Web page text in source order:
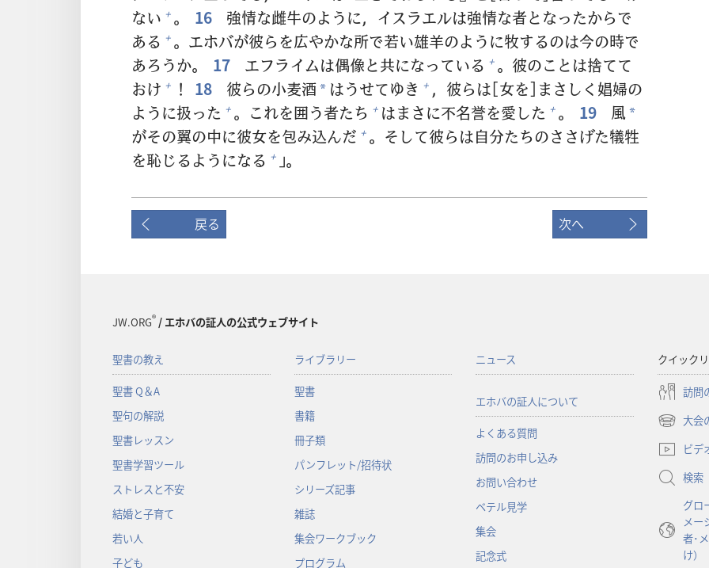
ない + 。 16 強情な雌牛のように，イスラエルは強情な者となったからで
ある + 。エホバが彼らを広やかな所で若い雄羊のように牧するのは今の時で
あろうか。
17 エフライムは偶像と共になっている + 。 彼のことは捨てて
おけ + ！ 18 彼らの小麦酒* はうせてゆき + ， 彼らは[女を]まさしく 娼婦の
ように扱った + 。これを囲う者たち + はまさに不名誉を愛した + 。 19 風*
がその翼の中に彼女を包み込んだ + 。そして彼らは自分たちのささげた犠牲
を恥じるようになる + 」。
戻る 次へ
JW.ORG®/ エホバの証人の公式ウェブサイト
聖書の教え
聖書 Q＆A
聖句の解説
聖書レッスン
聖書学習ツール
ストレスと不安
結婚と子育て
若い人
子ども
ライブラリー
聖書
書籍
冊子類
パンフレット/招待状
シリーズ記事
雑誌
集会ワークブック
プログラム
ニュース
エホバの証人について
よくある質問
訪問のお申し込み
お問い合わせ
ベテル見学
集会
記念式
クイック
訪問
大会
（新
し
タ
開
ビデ
検索
グロ
メー
者･
け）